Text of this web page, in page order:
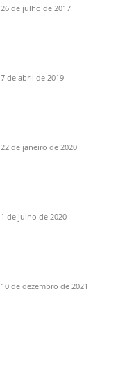
26 de julho de 2017
7 de abril de 2019
22 de janeiro de 2020
1 de julho de 2020
10 de dezembro de 2021